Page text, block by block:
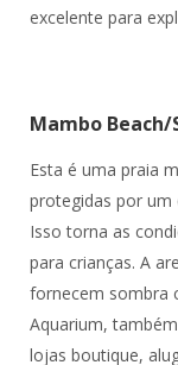
excelente para
Mambo Beach/
Esta é uma praia
protegidas por um
Isso torna as
para crianças. A
fornecem sombra
Aquarium,
lojas boutique,